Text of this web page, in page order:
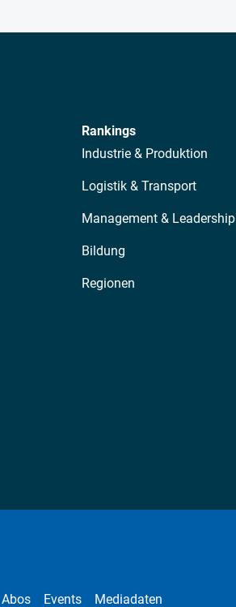
Rankings
Industrie & Produktion
Logistik & Transport
Management & Leadership
Bildung
Regionen
Abos Events Mediadaten